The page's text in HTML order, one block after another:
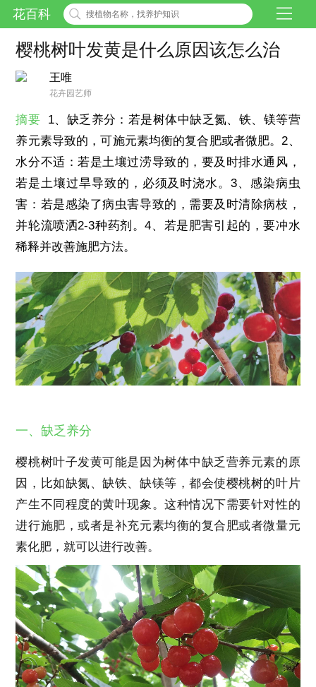
花百科
樱桃树叶发黄是什么原因该怎么治
王唯
花卉园艺师
摘要
1、缺乏养分：若是树体中缺乏氮、铁、镁等营
养元素导致的，可施元素均衡的复合肥或者微肥。2、
水分不适：若是土壤过涝导致的，要及时排水通风，
若是土壤过旱导致的，必须及时浇水。3、感染病虫
害：若是感染了病虫害导致的，需要及时清除病枝，
并轮流喷洒2-3种药剂。4、若是肥害引起的，要冲水
稀释并改善施肥方法。
一、缺乏养分
樱桃树叶子发黄可能是因为树体中缺乏营养元素的原
因，比如缺氮、缺铁、缺镁等，都会使樱桃树的叶片
产生不同程度的黄叶现象。这种情况下需要针对性的
进行施肥，或者是补充元素均衡的复合肥或者微量元
素化肥，就可以进行改善。